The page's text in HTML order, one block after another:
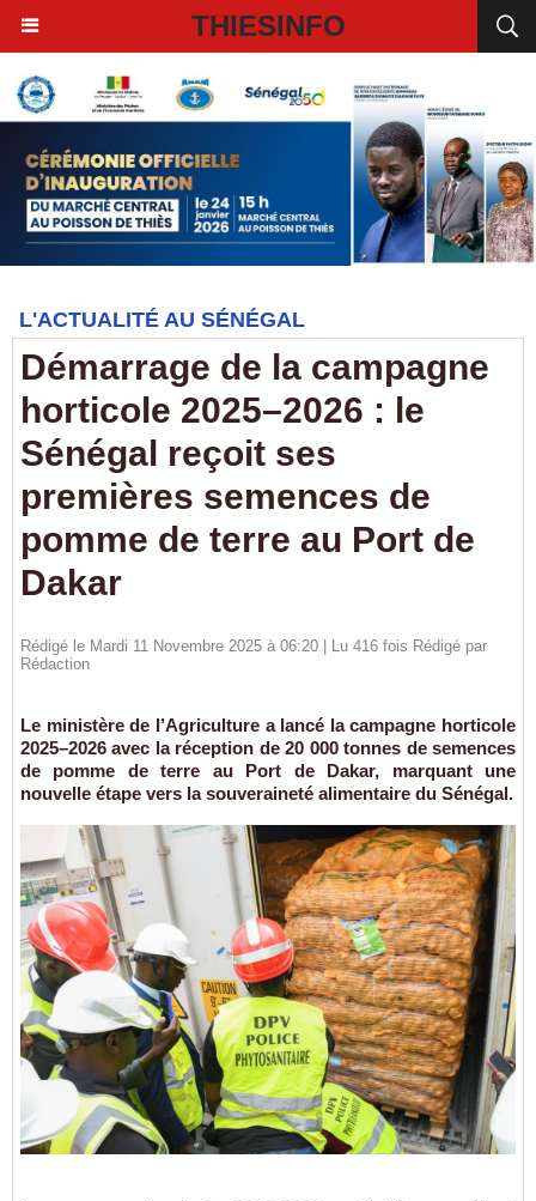
THIESINFO
L'ACTUALITÉ AU SÉNÉGAL
Démarrage de la campagne
horticole 2025–2026 : le
Sénégal reçoit ses
premières semences de
pomme de terre au Port de
Dakar
Rédigé le Mardi 11 Novembre 2025 à 06:20 | Lu 416 fois Rédigé par
Rédaction
Le ministère de l’Agriculture a lancé la campagne horticole
2025–2026 avec la réception de 20 000 tonnes de semences
de pomme de terre au Port de Dakar, marquant une
nouvelle étape vers la souveraineté alimentaire du Sénégal.